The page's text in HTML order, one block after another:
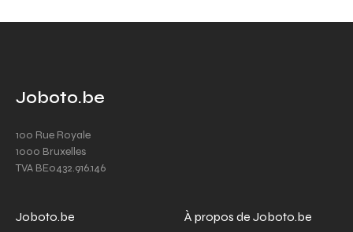
Joboto.be
100 Rue Royale
1000 Bruxelles
TVA BE0432.916.146
Joboto.be À propos de Joboto.be